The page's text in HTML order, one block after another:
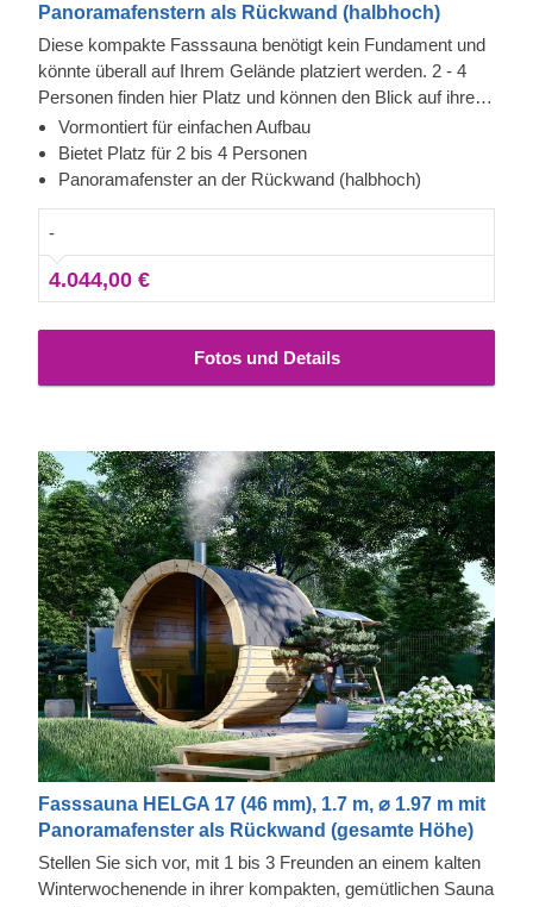
Panoramafenstern als Rückwand (halbhoch)
Diese kompakte Fasssauna benötigt kein Fundament und
könnte überall auf Ihrem Gelände platziert werden. 2 - 4
Personen finden hier Platz und können den Blick auf ihren
Garten oder Grundstück durch ein halbhohes
Panoramafenster an der Rückseite genießen. Wir bieten
auch die Option einer komplett verglasten Panorama-
Form des Saunafasses ist die notwendige Zeit für das
Aufwärmen sehr kurz. Je nach Außentemperatur und
Heizkörper beträgt sie etwa 1-2 Stunden.
Vormontiert für einfachen Aufbau
Bietet Platz für 2 bis 4 Personen
Panoramafenster an der Rückwand (halbhoch)
-
4.044,00 €
Fotos und Details
Fasssauna HELGA 17 (46 mm), 1.7 m, ⌀ 1.97 m mit
Panoramafenster als Rückwand (gesamte Höhe)
Stellen Sie sich vor, mit 1 bis 3 Freunden an einem kalten
Winterwochenende in ihrer kompakten, gemütlichen Sauna